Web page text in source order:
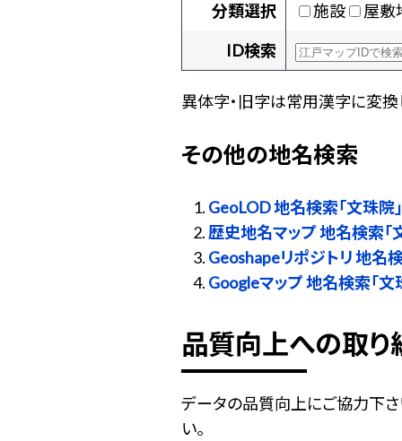
分類選択
施設
屋敷
ID検索
異体字・旧字は常用漢字に変
その他の地名検索
GeoLOD 地名検索「文珠院」
歴史地名マップ 地名検索「
Geoshapeリポジトリ 地名
Googleマップ 地名検索「文
品質向上への取り
データの品質向上にご協力下
い。